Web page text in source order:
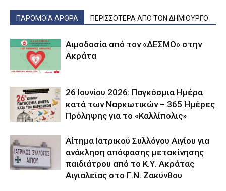
ΠΑΡΟΜΟΙΑ ΑΡΘΡΑ ΠΕΡΙΣΣΟΤΕΡΑ ΑΠΟ ΤΟΝ ΔΗΜΙΟΥΡΓΟ
Αιμοδοσία από τον «ΔΕΣΜΟ» στην
Ακράτα
26 Ιουνίου 2026: Παγκόσμια Ημέρα
κατά των Ναρκωτικών – 365 Ημέρες
Πρόληψης για το «Καλλίπολις»
Αίτημα Ιατρικού Συλλόγου Αιγίου για
ανάκληση απόφασης μετακίνησης
παιδιάτρου από το Κ.Υ. Ακράτας
Αιγιαλείας στο Γ.Ν. Ζακύνθου